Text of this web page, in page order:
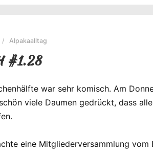
Alpakaalltag
#1.28
war sehr komisch. Am
viele Daumen gedrückt, dass
eine Mitgliederversammlung